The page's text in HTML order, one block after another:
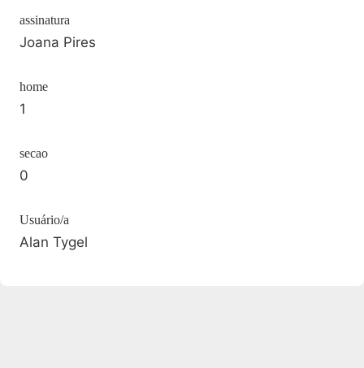
assinatura
Joana Pires
home
1
secao
0
Usuário/a
Alan Tygel